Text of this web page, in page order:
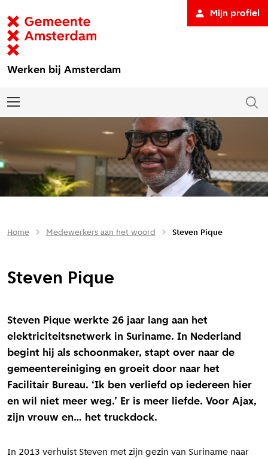
Werken bij Amsterdam
Mijn profiel
Home Medewerkers aan het woord Steven Pique
Steven Pique
Steven Pique werkte 26 jaar lang aan het
elektriciteitsnetwerk in Suriname. In Nederland
begint hij als schoonmaker, stapt over naar de
gemeentereiniging en groeit door naar het
Facilitair Bureau. ‘Ik ben verliefd op iedereen hier
en wil niet meer weg.’ Er is meer liefde. Voor Ajax,
zijn vrouw en… het truckdock.
In 2013 verhuist Steven met zijn gezin van Suriname naar